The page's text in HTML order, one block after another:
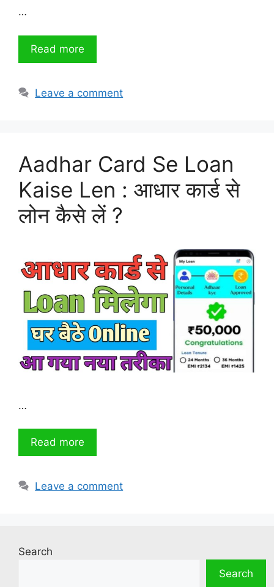
…
Read more
Leave a comment
Aadhar Card Se Loan
Kaise Len : आधार कार्ड से
लोन कैसे लें ?
…
Read more
Leave a comment
Search
Search